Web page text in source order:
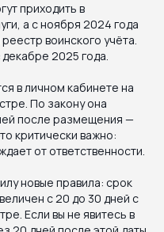
приходить в
а с ноября 2024 года
воинского учёта.
2025 года.
в личном кабинете на
По закону она
после размещения —
критически важно:
от ответственности.
новые правила: срок
с 20 до 30 дней с
Если вы не явитесь в